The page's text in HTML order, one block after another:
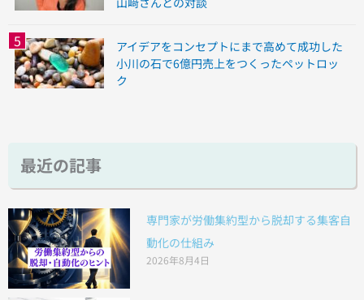
アイデアをコンセプトにまで高めて成功した
小川の石で6億円売上をつくったペットロッ
ク
最近の記事
専門家が労働集約型から脱却する集客自
動化の仕組み
2026年8月4日